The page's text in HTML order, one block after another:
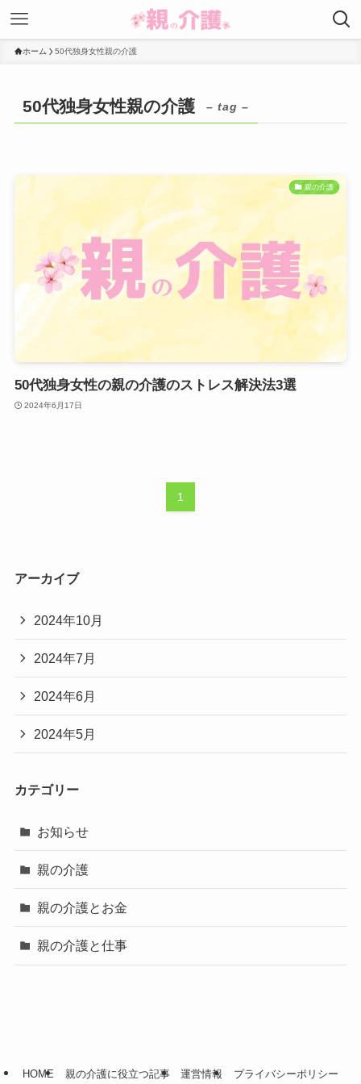
ホーム 50代独身女性親の介護
50代独身女性親の介護 – tag –
親の介護
50代独身女性の親の介護のストレス解決法3選
2024年6月17日
1
アーカイブ
2024年10月
2024年7月
2024年6月
2024年5月
カテゴリー
お知らせ
親の介護
親の介護とお金
親の介護と仕事
HOME 親の介護に役立つ記事 運営情報 プライバシーポリシー